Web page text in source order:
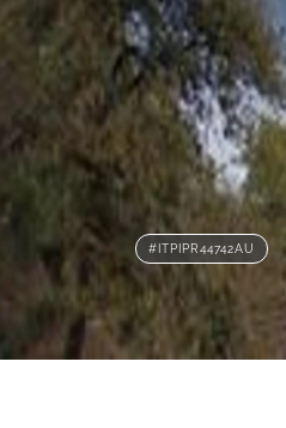
#ITPIPR44742AU